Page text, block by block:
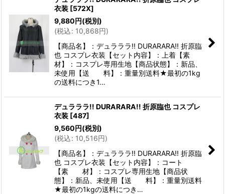
衣装 [572X]
9,880円(税別)
(税込: 10,868円)
【商品名】：デュラララ!! DURARARA!! 折原臨
也 コスプレ衣装【セット内容】：上着【素
材】：コスプレ専用生地【商品状態】：新品、
未使用【送 料】：重量別送料★最初の1kg
の送料につき1…
デュラララ!! DURARARA!! 折原臨也 コスプレ
衣装 [487]
9,560円(税別)
(税込: 10,516円)
【商品名】：デュラララ!! DURARARA!! 折原臨
也 コスプレ衣装【セット内容】：コート
【素 材】：コスプレ専用生地【商品状
態】：新品、未使用【送 料】：重量別送料
★最初の1kgの送料につき…